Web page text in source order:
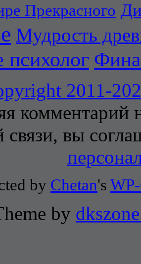
Прекрасного
Мудрость
психолог
2011-
комментарий
связи, вы
by Chetan's
by